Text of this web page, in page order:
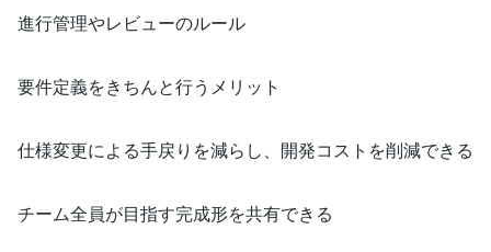
進行管理やレビューのルール
要件定義をきちんと行うメリット
仕様変更による手戻りを減らし、開発コストを削減できる
チーム全員が目指す完成形を共有できる